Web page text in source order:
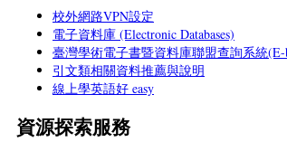
校外網路VPN設定
電子資料庫 (Electronic Databases)
臺灣學術電子書暨資料庫聯盟查詢系統(E-
引文類相關資料推薦與說明
線上學英語好 easy
資源探索服務